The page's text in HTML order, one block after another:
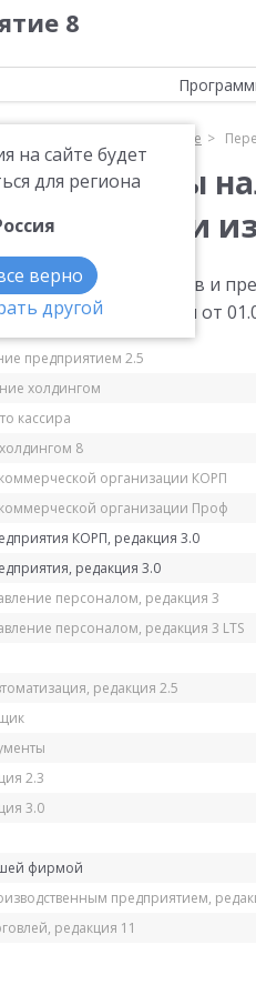
8
на сайте будет
для региона
верно
другой
Прочее
уплаты
отчетности
срока уплаты налогов и
Федеральный закон от
предприятием 2.5
холдингом
кассира
8
организации КОРП
организации Проф
КОРП, редакция 3.0
редакция 3.0
персоналом, редакция 3
персоналом, редакция 3 LTS
редакция 2.5
2.3
3.0
фирмой
предприятием,
редакция 11